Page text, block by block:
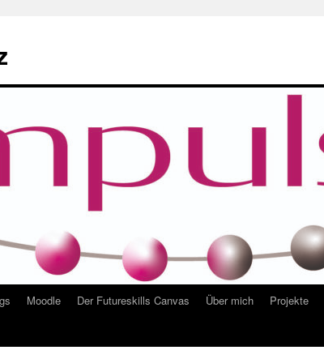
Moodle Der Futureskills Canvas Über mich Projekte